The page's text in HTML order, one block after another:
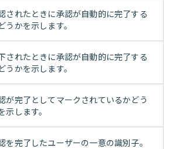
されたときに承認が自動的に完了する
うかを示します。
されたときに承認が自動的に完了する
うかを示します。
が完了としてマークされているかどう
示します。
を完了したユーザーの一意の識別子。